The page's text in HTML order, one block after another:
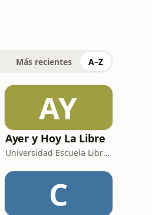
Más recientes A–Z
AY
Ayer y Hoy La Libre
Universidad Escuela Libre de Derecho
C